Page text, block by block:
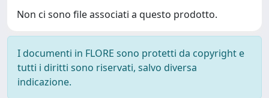
Non ci sono file associati a questo prodotto.
I documenti in FLORE sono protetti da copyright e
tutti i diritti sono riservati, salvo diversa
indicazione.